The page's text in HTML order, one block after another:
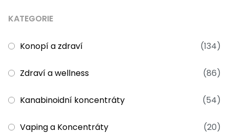
KATEGORIE
Konopí a zdraví (134)
Zdraví a wellness (86)
Kanabinoidní koncentráty (54)
Vaping a Koncentráty (20)